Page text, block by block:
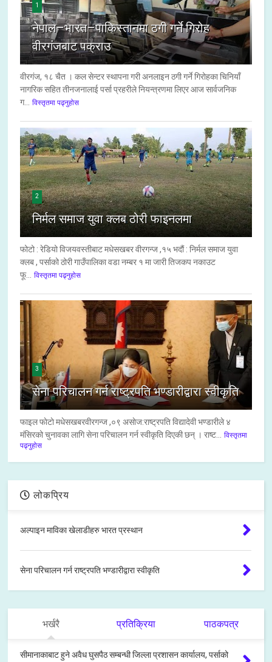
1
नेपाल–भारत–पाकिस्तानमा ठगी गर्ने गिरोह
वीरगंजबाट पक्राउ
वीरगंज, १८ चैत । कल सेन्टर स्थापना गरी अनलाइन ठगी गर्ने गिरोहका चिनियाँ
नागरिक सहित तीनजनालाई पर्सा प्रहरीले नियन्त्रणमा लिएर आज सार्वजनिक
ग...
विस्तृतमा पढ्नुहोस
2
निर्मल समाज युवा क्लब ठोरी फाइनलमा
फोटो : रेडियो विजयवस्तीबाट मधेसखबर वीरगन्ज ,१५ भदौं : निर्मल समाज युवा
क्लब , पर्साको ठोरी गाउँपालिका वडा नम्बर १ मा जारी तिजकप नकाउट
फू...
विस्तृतमा पढ्नुहोस
3
सेना परिचालन गर्न राष्ट्रपति भण्डारीद्वारा स्वीकृति
फाइल फाेटाे मधेसखबरवीरगन्ज ,०९ असाेज:राष्ट्रपति विद्यादेवी भण्डारीले ४
मंसिरको चुनावका लागि सेना परिचालन गर्न स्वीकृति दिएकी छन् । राष्ट...
विस्तृतमा
पढ्नुहोस
लोकप्रिय
अल्पाइन माविका खेलाडीहरु भारत प्रस्थान
सेना परिचालन गर्न राष्ट्रपति भण्डारीद्वारा स्वीकृति
भर्खरै प्रतिक्रिया पाठकपत्र
सीमानाकाबाट हुने अवैध घुसपैठ सम्बन्धी जिल्ला प्रशासन कार्यालय, पर्साको